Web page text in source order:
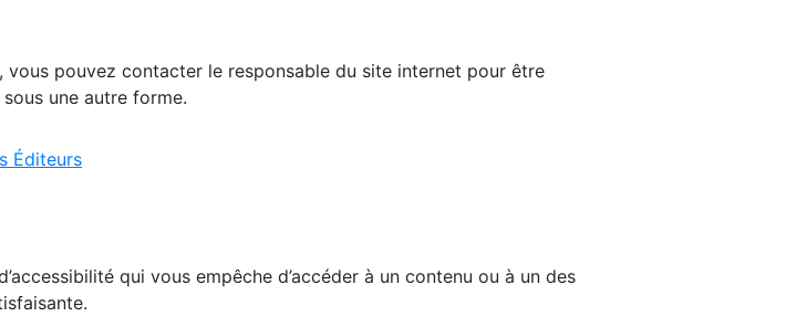
vous pouvez contacter le responsable du site internet pour être
une autre forme.
Éditeurs
qui vous empêche d’accéder à un contenu ou à un des